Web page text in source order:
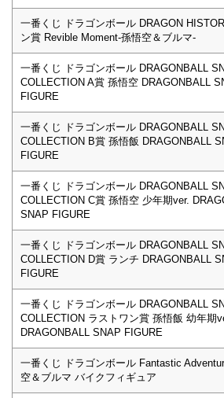
一番くじ ドラゴンボール DRAGON
ン賞 Revible Moment-孫悟空＆ブルマ-
一番くじ ドラゴンボール DRAGONBALL
COLLECTION A賞 孫悟空 DRAGONBALL
FIGURE
一番くじ ドラゴンボール DRAGONBALL
COLLECTION B賞 孫悟飯 DRAGONBALL
FIGURE
一番くじ ドラゴンボール DRAGONBALL
COLLECTION C賞 孫悟空 少年期ver.
SNAP FIGURE
一番くじ ドラゴンボール DRAGONBALL
COLLECTION D賞 ランチ DRAGONBALL
FIGURE
一番くじ ドラゴンボール DRAGONBALL
COLLECTION ラストワン賞 孫悟飯 幼年期
DRAGONBALL SNAP FIGURE
一番くじ ドラゴンボール Fantastic
空＆ブルマ バイクフィギュア